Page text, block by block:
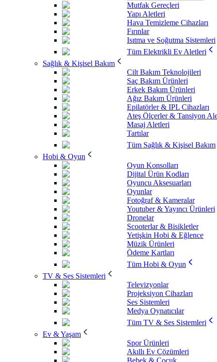
Mutfak Gereçleri
Yapı Aletleri
Hava Temizleme Cihazları
Fırınlar
Isıtma ve Soğutma Sistemleri
Tüm Elektrikli Ev Aletleri
Sağlık & Kişisel Bakım
Cilt Bakım Teknolojileri
Saç Bakım Ürünleri
Erkek Bakım Ürünleri
Ağız Bakım Ürünleri
Epilatörler & IPL Cihazları
Ateş Ölçerler & Tansiyon
Masaj Aletleri
Tartılar
Tüm Sağlık & Kişisel Bakım
Hobi & Oyun
Oyun Konsolları
Dijital Ürün Kodları
Oyuncu Aksesuarları
Oyunlar
Fotoğraf & Kameralar
Youtuber & Yayıncı Ürünleri
Dronelar
Scooterlar & Bisikletler
Yetişkin Hobi & Eğlence
Müzik Ürünleri
Ödeme Kartları
Tüm Hobi & Oyun
TV & Ses Sistemleri
Televizyonlar
Projeksiyon Cihazları
Ses Sistemleri
Medya Oynatıcılar
Tüm TV & Ses Sistemleri
Ev & Yaşam
Spor Ürünleri
Akıllı Ev Çözümleri
Bebek & Çocuk